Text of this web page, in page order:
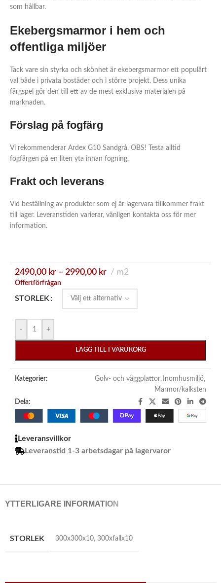
som hållbar.
Ekebergsmarmor i hem och
offentliga miljöer
Tack vare sin styrka och skönhet är ekebergsmarmor ett populärt
val både i privata bostäder och i större projekt. Dess unika
färgspel gör den till ett av de mest exklusiva materialen på
marknaden.
Förslag på fogfärg
Vi rekommenderar Ardex G10 Sandgrå. OBS! Testa alltid
fogfärgen på en liten yta innan fogning.
Frakt och leverans
Vid beställning av produkter som ej är lagervara tillkommer frakt
till lager. Leveranstiden varierar, vänligen kontakta oss för mer
information.
2490,00 kr – 2990,00 kr m2
Offertförfrågan
STORLEK
- +
LÄGG TILL I VARUKORG
Kategorier: Golv- och väggplattor, Inomhusmiljö,
Marmor/kalksten
Dela:
Leveransvillkor
Leveranstid 1-3 arbetsdagar på lagervaror
YTTERLIGARE INFORMATION
STORLEK 300x300x10, 300xfallx10